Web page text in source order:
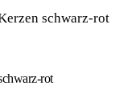
rot